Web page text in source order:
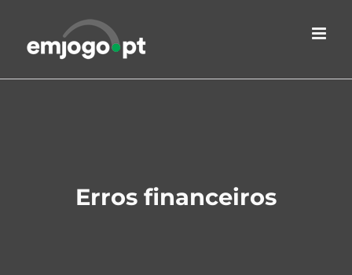
content
Erros financeiros